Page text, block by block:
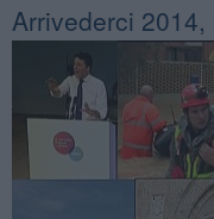
Arrivederci